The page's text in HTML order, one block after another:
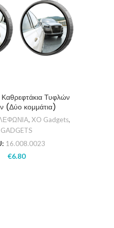
Τυφλών
(Δύο κομμάτια)
, XO Gadgets,
GADGETS
16.008.0023
€6.80